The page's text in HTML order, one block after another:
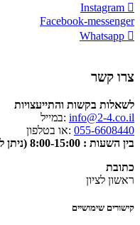
Instagram
Facebook-messenger
Whatsapp
צרו קשר
לשאלות בקשות והתייעצויות
info@2-4.co.il :במייל
055-6608440 :או בטלפון
בין השעות : 8:00-15:00 (ניתן לשלוח גם וואטסאפ)
כתובת
ראשון לציון
קישורים שימושיים